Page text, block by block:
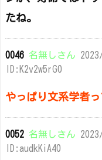
たね。
0046 名無しさん
ID:K2v2w5rG0
やっぱり文系学者
0052 名無しさん
ID:audkKiA40